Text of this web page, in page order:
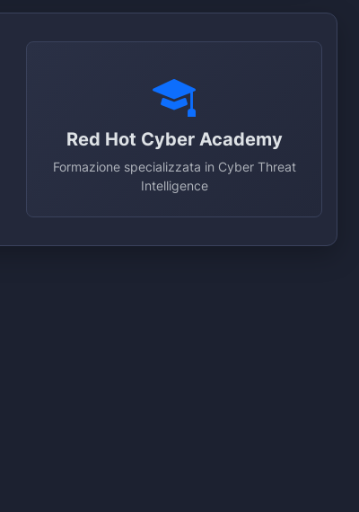
Red Hot Cyber Academy
Formazione specializzata in Cyber Threat
Intelligence